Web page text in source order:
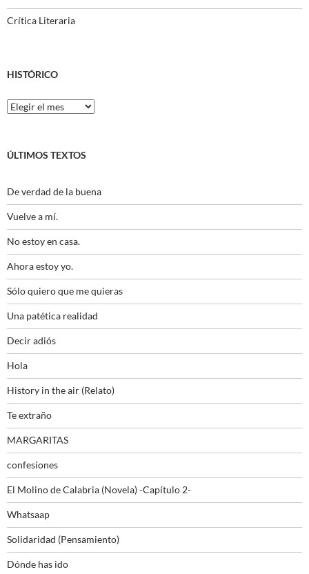
Crítica Literaria
HISTÓRICO
Histórico
ÚLTIMOS TEXTOS
De verdad de la buena
Vuelve a mí.
No estoy en casa.
Ahora estoy yo.
Sólo quiero que me quieras
Una patética realidad
Decir adiós
Hola
History in the air (Relato)
Te extraño
MARGARITAS
confesiones
El Molino de Calabria (Novela) -Capítulo 2-
Whatsaap
Solidaridad (Pensamiento)
Dónde has ido